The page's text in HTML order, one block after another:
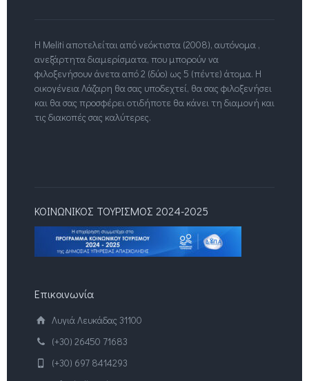
Η Meliti αποτελείται από νεόκτιστα (2008), αυτόνομα ,
ανεξάρτητα διαμερίσματα, που μπορούν να
φιλοξενήσουν άνετα από 2 (δύο) ως 5 (πέντε) άτομα. Η
οικογένεια Λάζαρη θα σας υποδεχτεί, θα σας φιλοξενήσει
και θα σας προσφέρει οτιδήποτε θα κάνει τη διαμονή και
τις διακοπές σας καλύτερες.
ΚΟΙΝΩΝΙΚΟΣ ΤΟΥΡΙΣΜΟΣ 2024-2025
Επικοινωνία
Λυγιά Λευκάδας 31100
(+30) 26450 71683
(+30) 697 8414293